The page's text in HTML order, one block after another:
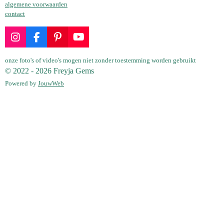
algemene voorwaarden
contact
I
s
t
F
c
e
b
o
P
n
t
e
r
Y
u
T
onze foto's of video's mogen niet zonder toestemming worden gebruikt
© 2022 - 2026 Freyja Gems
Powered by JouwWeb